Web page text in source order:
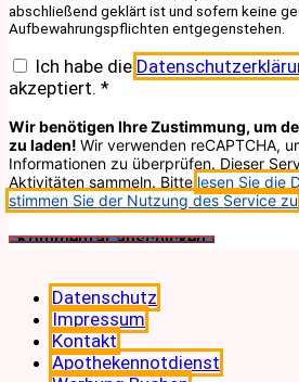
abschließend geklärt ist und sofern keine
Aufbewahrungspflichten entgegenstehen.
Ich habe die
akzeptiert. *
Wir benötigen Ihre Zustimmung, um
zu laden! Wir verwenden reCAPTCHA,
Informationen zu überprüfen. Dieser
Aktivitäten sammeln. Bitte lesen Sie die
stimmen Sie der Nutzung des Service zu
Datenschutz
Impressum
Kontakt
Apothekennotdienst